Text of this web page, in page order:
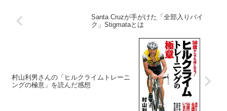
Santa Cruzが手がけた「全部入りバイ
ク」Stigmataとは
村山利男さんの「ヒルクライムトレーニ
ングの極意」を読んだ感想